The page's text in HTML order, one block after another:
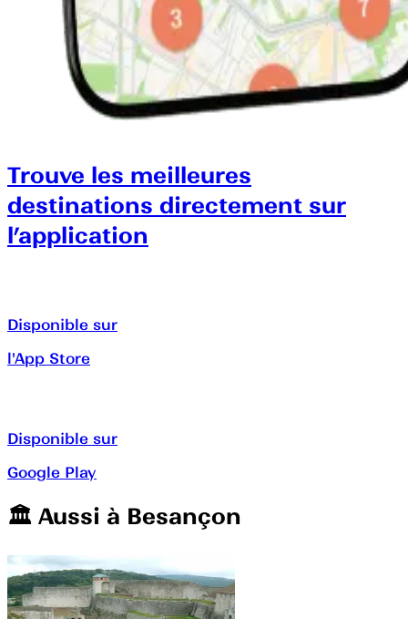
Trouve les meilleures
destinations directement sur
l’application
Disponible sur
l'App Store
Disponible sur
Google Play
🏛️️ Aussi à Besançon